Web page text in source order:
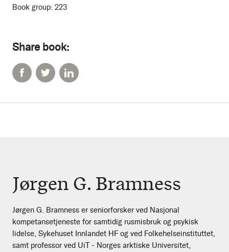
Share book:
Book group: 223
Jørgen G. Bramness
Jørgen G. Bramness er seniorforsker ved Nasjonal
kompetansetjeneste for samtidig rusmisbruk og psykisk
lidelse, Sykehuset Innlandet HF og ved Folkehelseinstituttet,
samt professor ved UiT - Norges arktiske Universitet,